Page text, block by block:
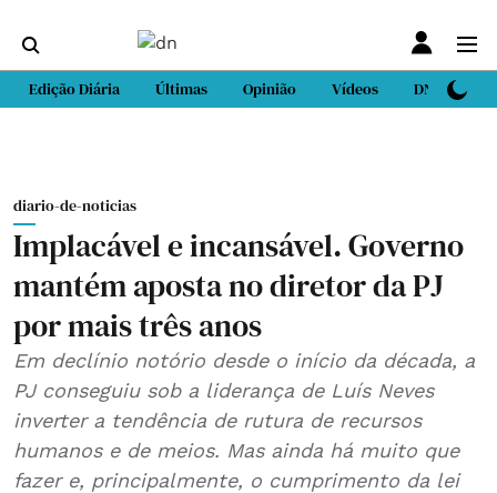
Edição Diária Últimas Opinião Vídeos DN Sport
diario-de-noticias
Implacável e incansável. Governo
mantém aposta no diretor da PJ
por mais três anos
Em declínio notório desde o início da década, a
PJ conseguiu sob a liderança de Luís Neves
inverter a tendência de rutura de recursos
humanos e de meios. Mas ainda há muito que
fazer e, principalmente, o cumprimento da lei